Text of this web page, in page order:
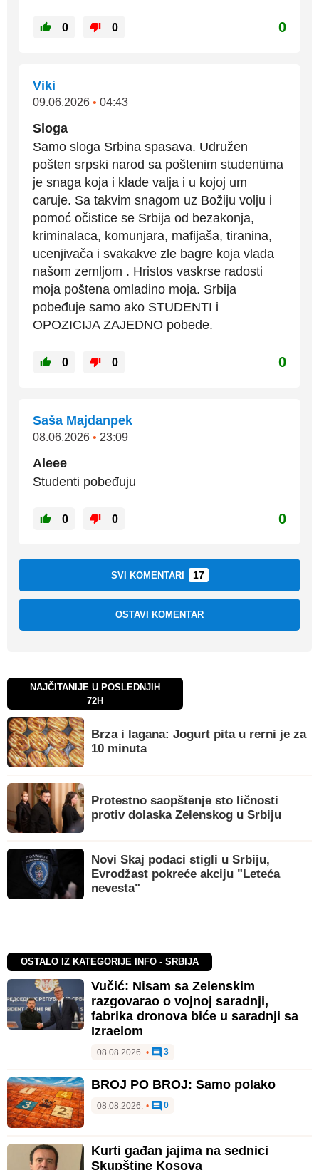
0 0 0
Viki
09.06.2026 • 04:43
Sloga
Samo sloga Srbina spasava. Udružen
pošten srpski narod sa poštenim studentima
je snaga koja i klade valja i u kojoj um
caruje. Sa takvim snagom uz Božiju volju i
pomoć očistice se Srbija od bezakonja,
kriminalaca, komunjara, mafijaša, tiranina,
ucenjivača i svakakve zle bagre koja vlada
našom zemljom . Hristos vaskrse radosti
moja poštena omladino moja. Srbija
pobeđuje samo ako STUDENTI i
OPOZICIJA ZAJEDNO pobede.
0 0 0
Saša Majdanpek
08.06.2026 • 23:09
Aleee
Studenti pobeđuju
0 0 0
SVI KOMENTARI 17
OSTAVI KOMENTAR
NAJČITANIJE U POSLEDNJIH
72H
Brza i lagana: Jogurt pita u rerni je za
10 minuta
Protestno saopštenje sto ličnosti
protiv dolaska Zelenskog u Srbiju
Novi Skaj podaci stigli u Srbiju,
Evrodžast pokreće akciju "Leteća
nevesta"
OSTALO IZ KATEGORIJE INFO - SRBIJA
Vučić: Nisam sa Zelenskim
razgovarao o vojnoj saradnji,
fabrika dronova biće u saradnji sa
Izraelom
08.08.2026. • 3
BROJ PO BROJ: Samo polako
08.08.2026. • 0
Kurti gađan jajima na sednici
Skupštine Kosova